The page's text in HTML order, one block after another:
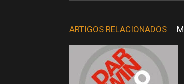
ARTIGOS RELACIONADOS